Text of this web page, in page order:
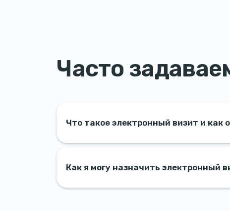
Часто
Что такое электронный визит и как
Как я могу назначить электронный